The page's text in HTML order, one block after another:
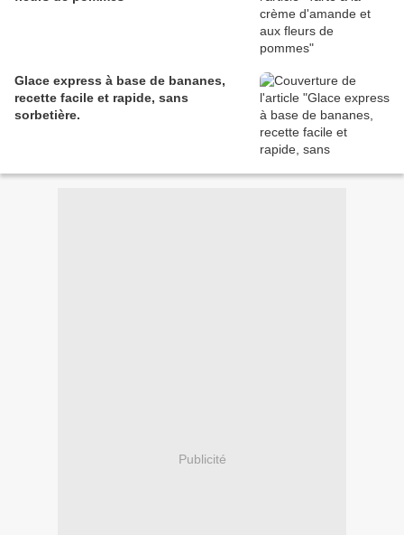
Glace express à base de bananes,
recette facile et rapide, sans
sorbetière.
Publicité